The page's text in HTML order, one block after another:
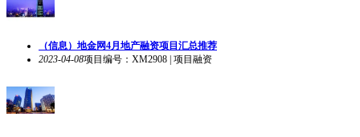
（信息）地金网4月地产融资项目汇总推荐
2023-04-08项目编号：XM2908 | 项目融资